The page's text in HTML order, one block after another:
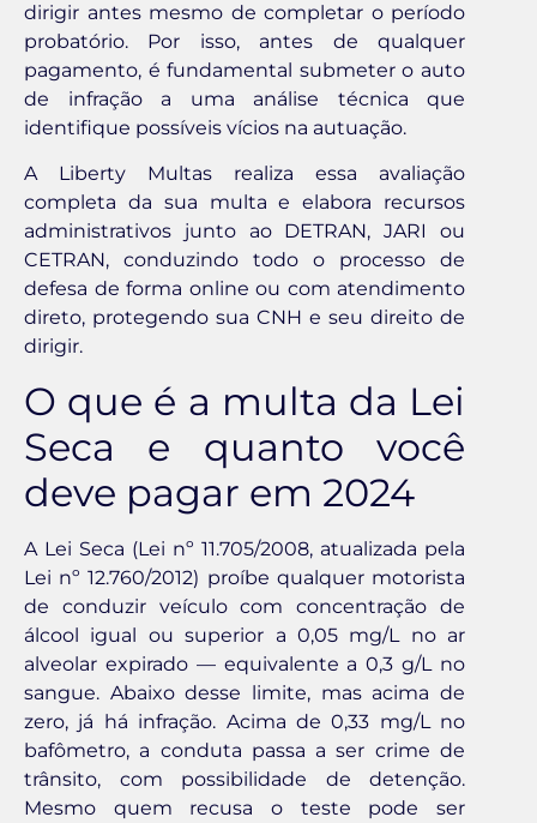
dirigir antes mesmo de completar o período
probatório. Por isso, antes de qualquer
pagamento, é fundamental submeter o auto
de infração a uma análise técnica que
identifique possíveis vícios na autuação.
A Liberty Multas realiza essa avaliação
completa da sua multa e elabora recursos
administrativos junto ao DETRAN, JARI ou
CETRAN, conduzindo todo o processo de
defesa de forma online ou com atendimento
direto, protegendo sua CNH e seu direito de
dirigir.
O que é a multa da Lei
Seca e quanto você
deve pagar em 2024
A Lei Seca (Lei nº 11.705/2008, atualizada pela
Lei nº 12.760/2012) proíbe qualquer motorista
de conduzir veículo com concentração de
álcool igual ou superior a 0,05 mg/L no ar
alveolar expirado — equivalente a 0,3 g/L no
sangue. Abaixo desse limite, mas acima de
zero, já há infração. Acima de 0,33 mg/L no
bafômetro, a conduta passa a ser crime de
trânsito, com possibilidade de detenção.
Mesmo quem recusa o teste pode ser